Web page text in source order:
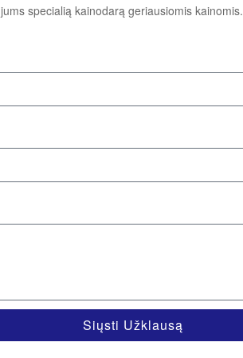
specialią kainodarą geriausiomis kainomis.
Siųsti Užklausą